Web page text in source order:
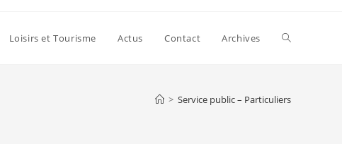
Loisirs et Tourisme Actus Contact Archives
> Service public – Particuliers